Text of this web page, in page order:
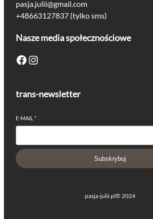
pasja.julii@gmail.com
+48663127837 (tylko sms)
Nasze media społecznościowe
Facebook Instagram
trans-newsletter
E-MAIL *
Subskrybuj
pasja-julii.pl© 2024